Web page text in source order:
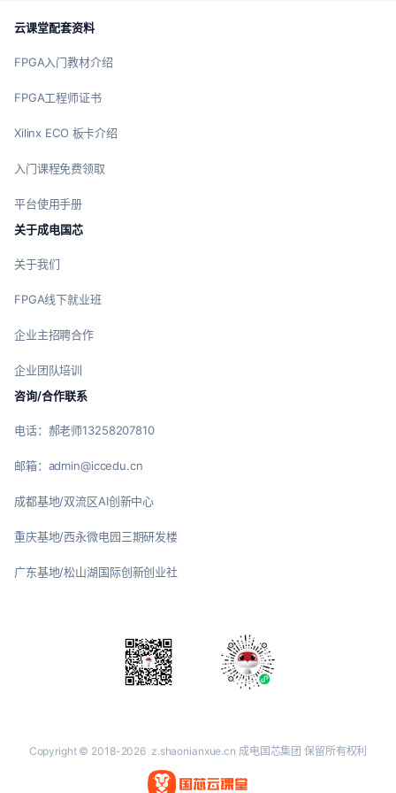
云课堂配套资料
FPGA入门教材介绍
FPGA工程师证书
Xilinx ECO 板卡介绍
入门课程免费领取
平台使用手册
关于成电国芯
关于我们
FPGA线下就业班
企业主招聘合作
企业团队培训
咨询/合作联系
电话：郝老师13258207810
邮箱：admin@iccedu.cn
成都基地/双流区AI创新中心
重庆基地/西永微电园三期研发楼
广东基地/松山湖国际创新创业社
Copyright © 2018-2026 z.shaonianxue.cn 成电国芯集团 保留所有权利